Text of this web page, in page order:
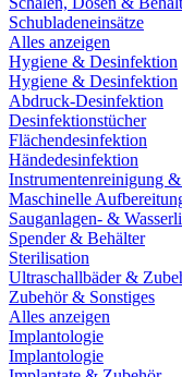
Schubladeneinsätze
Alles anzeigen
Hygiene & Desinfektion
Hygiene & Desinfektion
Abdruck-Desinfektion
Desinfektionstücher
Flächendesinfektion
Händedesinfektion
Instrumentenreinigung
Maschinelle
Sauganlagen- &
Spender & Behälter
Sterilisation
Ultraschallbäder &
Zubehör & Sonstiges
Alles anzeigen
Implantologie
Implantologie